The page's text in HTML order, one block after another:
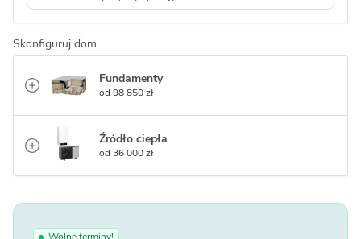
Skonfiguruj dom
Fundamenty
od 98 850 zł
Źródło ciepła
od 36 000 zł